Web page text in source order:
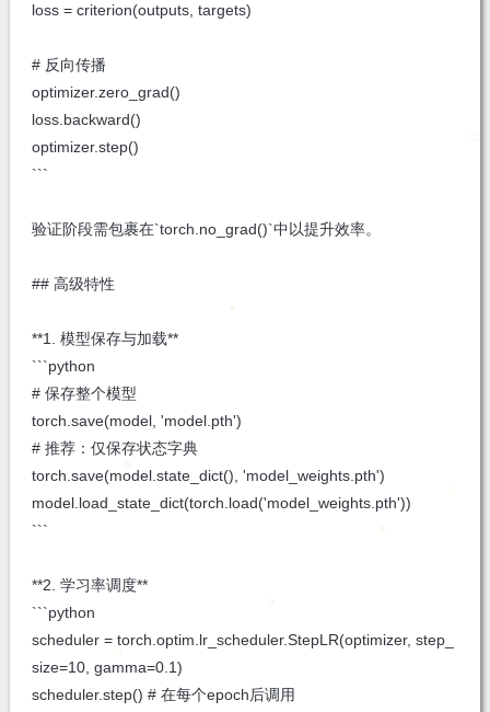
loss = criterion(outputs, targets)
# 反向传播
optimizer.zero_grad()
loss.backward()
optimizer.step()
```
验证阶段需包裹在`torch.no_grad()`中以提升效率。
## 高级特性
**1. 模型保存与加载**
```python
# 保存整个模型
torch.save(model, 'model.pth')
# 推荐：仅保存状态字典
torch.save(model.state_dict(), 'model_weights.pth')
model.load_state_dict(torch.load('model_weights.pth'))
```
**2. 学习率调度**
```python
scheduler = torch.optim.lr_scheduler.StepLR(optimizer, step_
size=10, gamma=0.1)
scheduler.step() # 在每个epoch后调用